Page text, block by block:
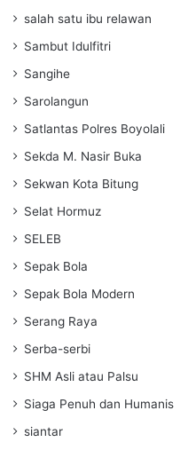
salah satu ibu relawan
Sambut Idulfitri
Sangihe
Sarolangun
Satlantas Polres Boyolali
Sekda M. Nasir Buka
Sekwan Kota Bitung
Selat Hormuz
SELEB
Sepak Bola
Sepak Bola Modern
Serang Raya
Serba-serbi
SHM Asli atau Palsu
Siaga Penuh dan Humanis
siantar